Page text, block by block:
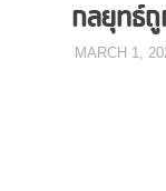
กลยุทธ์ถู
MARCH 1,